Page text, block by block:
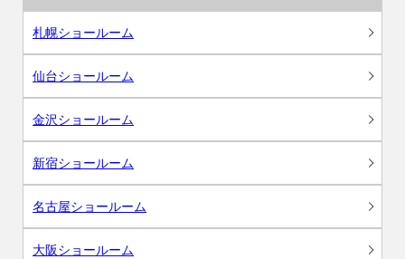
札幌ショールーム
仙台ショールーム
金沢ショールーム
新宿ショールーム
名古屋ショールーム
大阪ショールーム